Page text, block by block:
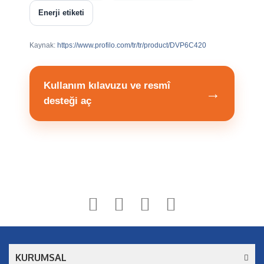
Enerji etiketi
Kaynak: https://www.profilo.com/tr/tr/product/DVP6C420
Kullanım kılavuzu ve resmî
desteği aç
→
KURUMSAL